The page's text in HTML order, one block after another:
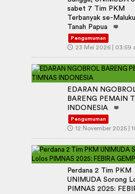
sabet 7 Tim PKM
Terbanyak se-
Tanah Papua
Pengumuman
🕔 23 Mei 2026 | 03:59
EDARAN
BARENG PEMAIN
INDONESIA
Pengumuman
🕔 12 November 2025 |
Perdana 2 Tim PKM
UNIMUDA Sorong
PIMNAS 2025: